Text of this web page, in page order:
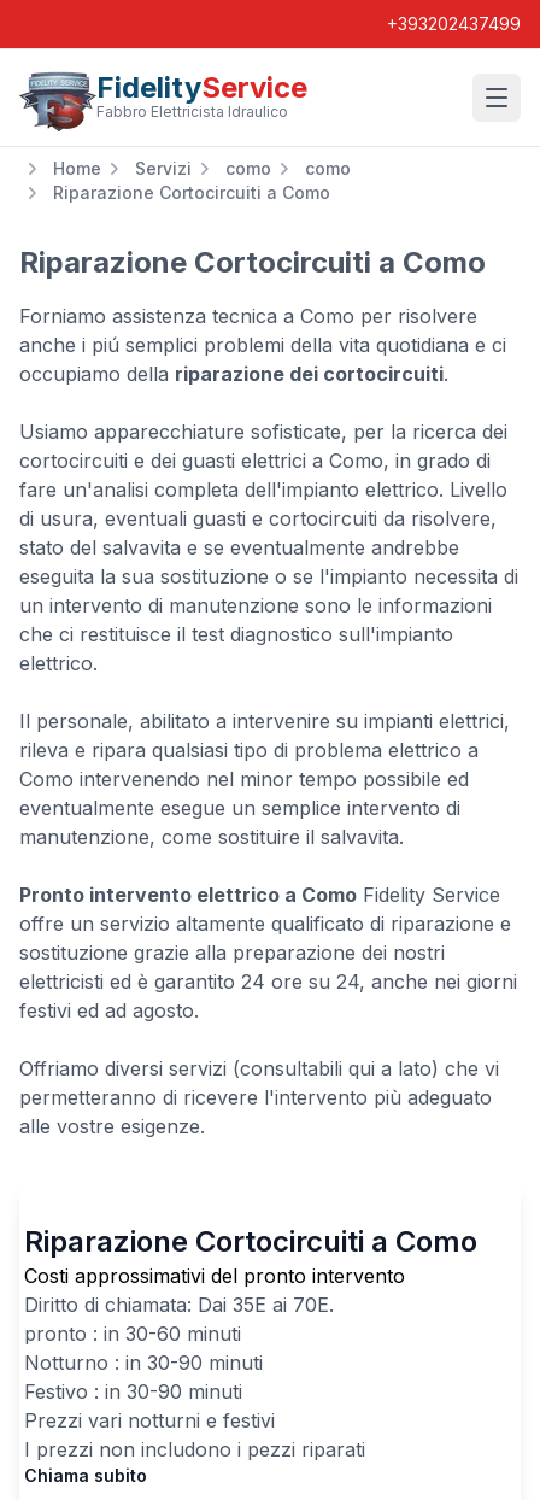
+393202437499
FidelityService
Fabbro Elettricista Idraulico
Home Servizi como
como
Riparazione Cortocircuiti a Como
Riparazione Cortocircuiti a Como
Forniamo assistenza tecnica a Como per risolvere
anche i piú semplici problemi della vita quotidiana e ci
occupiamo della riparazione dei cortocircuiti.
Usiamo apparecchiature sofisticate, per la ricerca dei
cortocircuiti e dei guasti elettrici a Como, in grado di
fare un'analisi completa dell'impianto elettrico. Livello
di usura, eventuali guasti e cortocircuiti da risolvere,
stato del salvavita e se eventualmente andrebbe
eseguita la sua sostituzione o se l'impianto necessita di
un intervento di manutenzione sono le informazioni
che ci restituisce il test diagnostico sull'impianto
elettrico.
Il personale, abilitato a intervenire su impianti elettrici,
rileva e ripara qualsiasi tipo di problema elettrico a
Como intervenendo nel minor tempo possibile ed
eventualmente esegue un semplice intervento di
manutenzione, come sostituire il salvavita.
Pronto intervento elettrico a Como Fidelity Service
offre un servizio altamente qualificato di riparazione e
sostituzione grazie alla preparazione dei nostri
elettricisti ed è garantito 24 ore su 24, anche nei giorni
festivi ed ad agosto.
Offriamo diversi servizi (consultabili qui a lato) che vi
permetteranno di ricevere l'intervento più adeguato
alle vostre esigenze.
Riparazione Cortocircuiti a Como
Costi approssimativi del pronto intervento
Diritto di chiamata: Dai 35E ai 70E.
pronto : in 30-60 minuti
Notturno : in 30-90 minuti
Festivo : in 30-90 minuti
Prezzi vari notturni e festivi
I prezzi non includono i pezzi riparati
Chiama subito